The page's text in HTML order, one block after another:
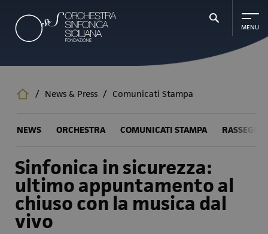
contenuto
principale
/ News & Press / Comunicati Stampa
NEWS ORCHESTRA COMUNICATI STAMPA
Sinfonica in sicurezza:
ultimo appuntamento al
chiuso con la musica dal
vivo